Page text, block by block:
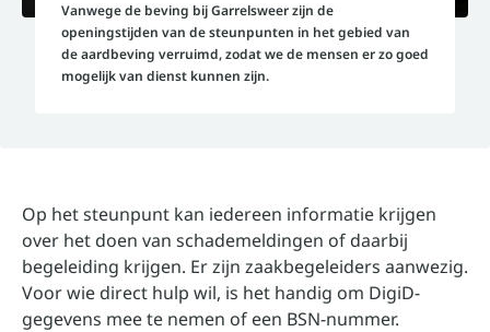
Vanwege de beving bij Garrelsweer zijn de
openingstijden van de steunpunten in het gebied van
de aardbeving verruimd, zodat we de mensen er zo goed
mogelijk van dienst kunnen zijn.
Op het steunpunt kan iedereen informatie krijgen
over het doen van schademeldingen of daarbij
begeleiding krijgen. Er zijn zaakbegeleiders aanwezig.
Voor wie direct hulp wil, is het handig om DigiD-
gegevens mee te nemen of een BSN-nummer.